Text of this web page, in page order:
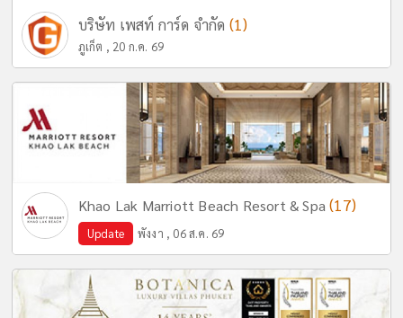
บริษัท เพสท์ การ์ด จำกัด (1)
ภูเก็ต , 20 ก.ค. 69
Khao Lak Marriott Beach Resort & Spa(17)
Update พังงา , 06 ส.ค. 69